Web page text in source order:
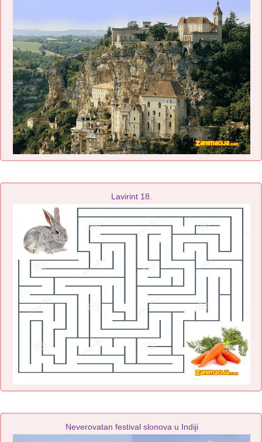
Lavirint 18.
Neverovatan festival slonova u Indiji